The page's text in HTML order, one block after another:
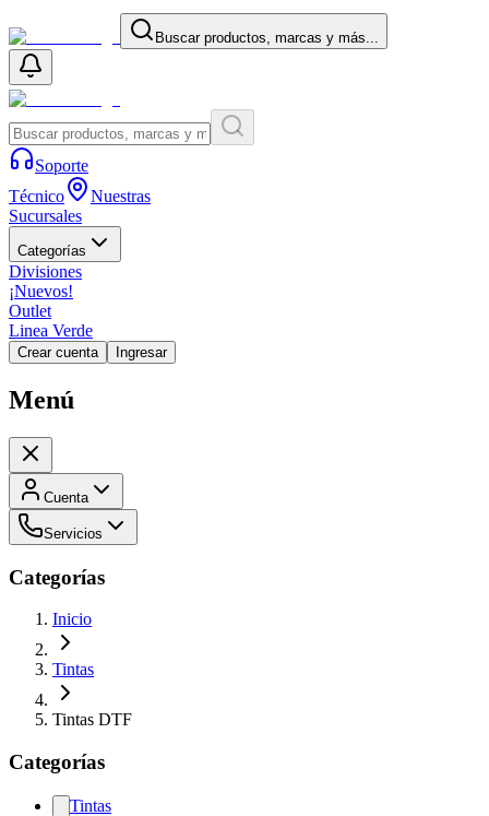
Buscar productos, marcas y más...
Soporte
Técnico
Nuestras
Sucursales
Categorías
Divisiones
¡Nuevos!
Outlet
Linea Verde
Crear cuenta Ingresar
Menú
Cuenta
Servicios
Categorías
Inicio
Tintas
Tintas DTF
Categorías
Tintas